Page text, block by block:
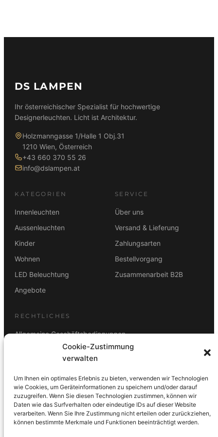
Cookie-Zustimmung
verwalten
Um Ihnen ein optimales Erlebnis zu bieten, verwenden wir Technologien
wie Cookies, um Geräteinformationen zu speichern und/oder darauf
zuzugreifen. Wenn Sie diesen Technologien zustimmen, können wir
Daten wie das Surfverhalten oder eindeutige IDs auf dieser Website
verarbeiten. Wenn Sie Ihre Zustimmung nicht erteilen oder zurückziehen,
können bestimmte Merkmale und Funktionen beeinträchtigt werden.
DS LAMPEN
Ihr österreichischer Spezialist für hochwertige
Designerleuchten. Licht ist Architektur.
Holzmanngasse 1/Halle 1 Obj.31
1210 Wien, Österreich
+43 660 370 55 26
info@dslampen.at
KATEGORIEN
Innenleuchten
Aussenleuchten
Kinder
Wohnen
LED Beleuchtung
Angebote
SERVICE
Über uns
Versand & Lieferung
Zahlungsarten
Bestellvorgang
Zusammenarbeit B2B
RECHTLICHES
Allgemeine Geschäftsbedingungen
Rücktrittsbelehrung
ZAHLUNGSARTEN
Vorkasse Visa Mastercard Link PayPal
G-Pay